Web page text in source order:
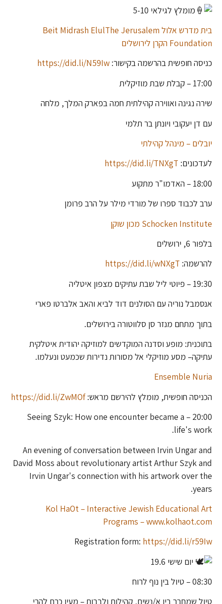
מומלץ לגילאי 5-10
בית מדרש אלול Beit Midrash Elul The Jerusalem
Foundation הקרן לירושלים
כניסה חופשית בהרשמה בקישור: https://did.li/N59Iw
17:00 – קבלת שבת מוזיקלית
שירה נגינה ואווירה קהילתית חמה בפארק המלך, מלחה
עם דן יעקובי ויונתן בר תלמי
יובלים – מינהל קהילתי
לעדכונים: https://did.li/TNXgT
18:00 – האדמו"ר מתקוע
ערב לכבוד ספרו של מורדי מילר על הרב פרומן
Schocken Institute מכון שוקן
בלפור 6, ירושלים
להרשמה: https://did.li/wNXgT
19:30 – פיוטי ליל שבת עתיקים מצפון איטליה
אנסמבל נוריה עם הסולנים דוד לביא והאב אלברטו פארי
בתוך מתחם מנזר סן סלווטורה בירושלים.
בתוכנית: מופע וסדנה המוקדשים למוזיקה יהודית איטלקית
עתיקה– מסע מוזיקלי אל מסורות נדירות שכמעט ונעלמו.
Ensemble Nuria
הכניסה חופשית, מומלץ להירשם מראש:https://did.li/ZwMOf
20:00 – Seeing Szyk: How one encounter became a
life's work.
An evening of conversation between Irvin Ungar and
David Moss about revolutionary artist Arthur Szyk and
Irvin Ungar's connection with his artwork over the
years.
Kol HaOt – Interactive Jewish Educational Art
Programs – www.kolhaot.com
Registration form: https://did.li/r59Iw
יום שישי 19.6
08:30 – טיול בין נוף לרוח
טיול שמחבר בין א/נשים, קהילות ולבבות – מעין כרם להרי